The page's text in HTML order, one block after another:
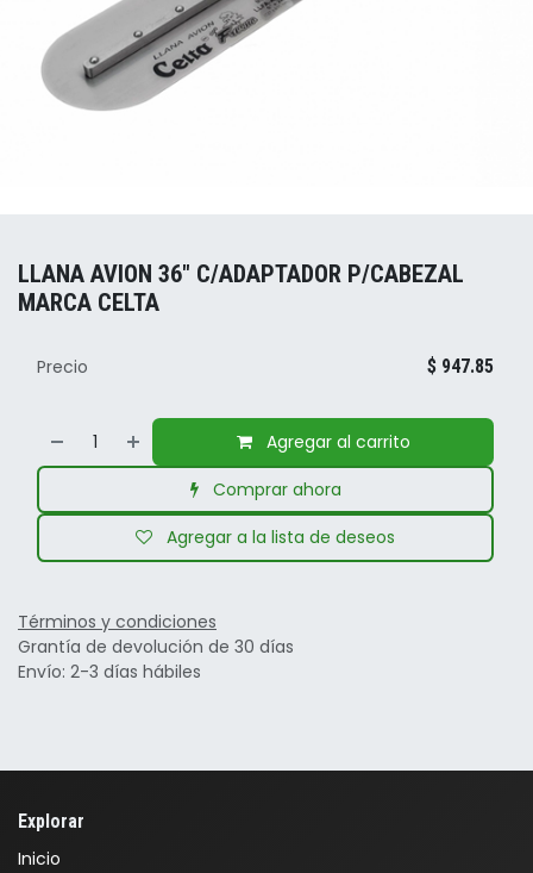
LLANA AVION 36" C/ADAPTADOR P/CABEZAL
MARCA CELTA
Agregar al carrito
Comprar ahora
Agregar a la lista de deseos
Precio $ 947.85
Términos y condiciones
Grantía de devolución de 30 días
Envío: 2-3 días hábiles
Explorar
Inicio